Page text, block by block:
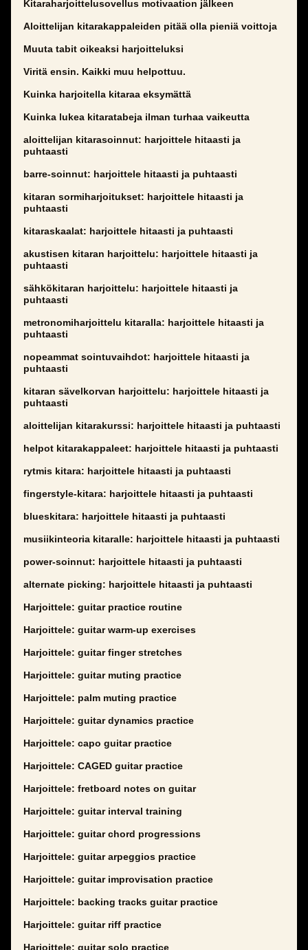
Kitaraharjoittelusovellus motivaation jälkeen
Aloittelijan kitarakappaleiden pitää olla pieniä voittoja
Muuta tabit oikeaksi harjoitteluksi
Viritä ensin. Kaikki muu helpottuu.
Kuinka harjoitella kitaraa eksymättä
Kuinka lukea kitaratabeja ilman turhaa vaikeutta
aloittelijan kitarasoinnut: harjoittele hitaasti ja
puhtaasti
barre-soinnut: harjoittele hitaasti ja puhtaasti
kitaran sormiharjoitukset: harjoittele hitaasti ja
puhtaasti
kitaraskaalat: harjoittele hitaasti ja puhtaasti
akustisen kitaran harjoittelu: harjoittele hitaasti ja
puhtaasti
sähkökitaran harjoittelu: harjoittele hitaasti ja
puhtaasti
metronomiharjoittelu kitaralla: harjoittele hitaasti ja
puhtaasti
nopeammat sointuvaihdot: harjoittele hitaasti ja
puhtaasti
kitaran sävelkorvan harjoittelu: harjoittele hitaasti ja
puhtaasti
aloittelijan kitarakurssi: harjoittele hitaasti ja puhtaasti
helpot kitarakappaleet: harjoittele hitaasti ja puhtaasti
rytmis kitara: harjoittele hitaasti ja puhtaasti
fingerstyle-kitara: harjoittele hitaasti ja puhtaasti
blueskitara: harjoittele hitaasti ja puhtaasti
musiikinteoria kitaralle: harjoittele hitaasti ja puhtaasti
power-soinnut: harjoittele hitaasti ja puhtaasti
alternate picking: harjoittele hitaasti ja puhtaasti
Harjoittele: guitar practice routine
Harjoittele: guitar warm-up exercises
Harjoittele: guitar finger stretches
Harjoittele: guitar muting practice
Harjoittele: palm muting practice
Harjoittele: guitar dynamics practice
Harjoittele: capo guitar practice
Harjoittele: CAGED guitar practice
Harjoittele: fretboard notes on guitar
Harjoittele: guitar interval training
Harjoittele: guitar chord progressions
Harjoittele: guitar arpeggios practice
Harjoittele: guitar improvisation practice
Harjoittele: backing tracks guitar practice
Harjoittele: guitar riff practice
Harjoittele: guitar solo practice